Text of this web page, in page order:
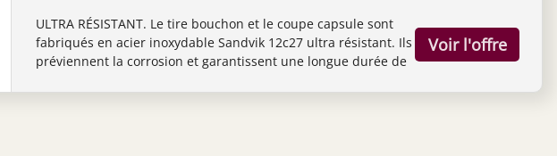
Amourette, tire bouchon avec
coupe capsule et décapsuleur
Fabrication spéciale pour le tire
bouchon de luxe
ULTRA RÉSISTANT. Le tire bouchon et le coupe capsule sont
fabriqués en acier inoxydable Sandvik 12c27 ultra résistant. Ils
préviennent la corrosion et garantissent une longue durée de